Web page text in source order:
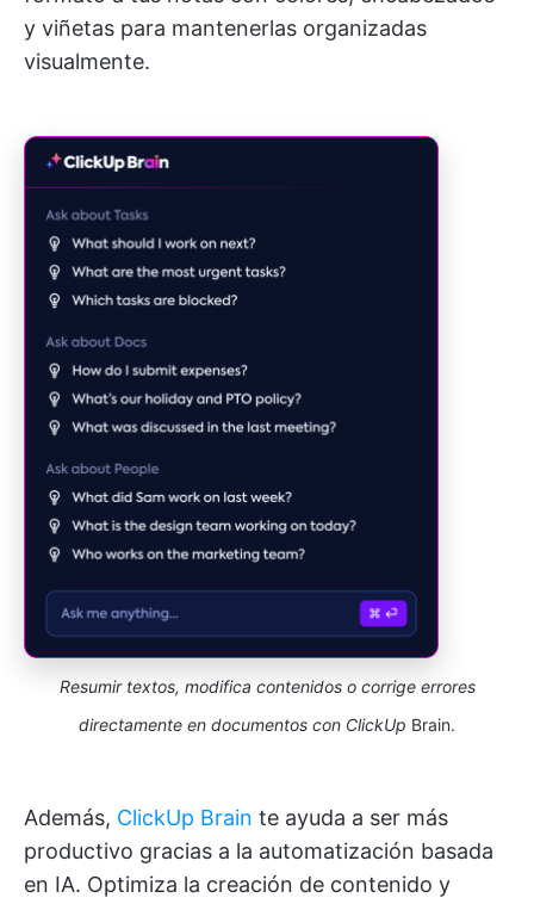
y viñetas para mantenerlas organizadas
visualmente.
Resumir textos, modifica contenidos o corrige errores
directamente en documentos con ClickUp Brain.
Además, ClickUp Brain te ayuda a ser más
productivo gracias a la automatización basada
en IA. Optimiza la creación de contenido y